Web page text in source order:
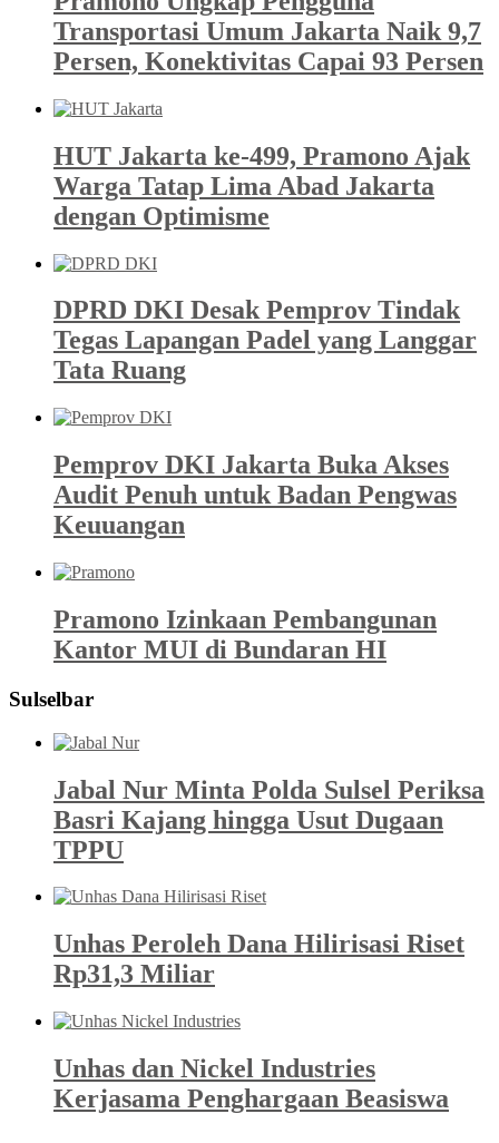
Transportasi Umum Jakarta Naik 9,7
Persen, Konektivitas Capai 93 Persen
HUT Jakarta ke-499, Pramono Ajak
Warga Tatap Lima Abad Jakarta
dengan Optimisme
DPRD DKI Desak Pemprov Tindak
Tegas Lapangan Padel yang Langgar
Tata Ruang
Pemprov DKI Jakarta Buka Akses
Audit Penuh untuk Badan Pengwas
Keuuangan
Pramono Izinkaan Pembangunan
Kantor MUI di Bundaran HI
Sulselbar
Jabal Nur Minta Polda Sulsel Periksa
Basri Kajang hingga Usut Dugaan
TPPU
Unhas Peroleh Dana Hilirisasi Riset
Rp31,3 Miliar
Unhas dan Nickel Industries
Kerjasama Penghargaan Beasiswa